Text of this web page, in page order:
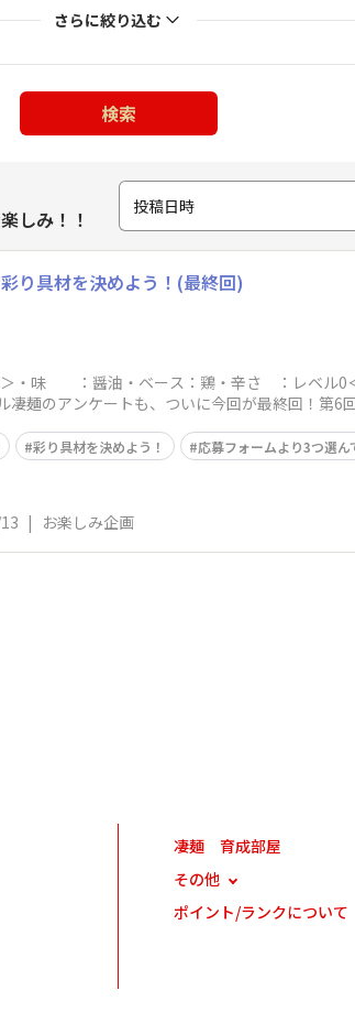
さらに絞り込む
検索
しみ！！
投稿日時
り具材を決めよう！(最終回)
＞・味 ：醤油・ベース：鶏・辛さ ：レベル
麺のアンケートも、ついに今回が最終回！第6
彩り具材を決めよう！
応募フォームより3つ選ん
| お楽しみ企画
凄麺 育成部屋
その他
ポイント/ランクについて